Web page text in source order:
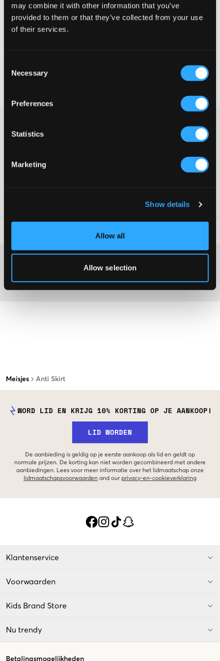
may combine it with other information that you’ve
provided to them or that they’ve collected from your use
of their services.
Selection
Necessary
Preferences
Statistics
Marketing
Show details
Allow all
Allow selection
Meisjes Anti Skirt
MAATTABEL
Snelle levering
elastische tailleband. Deze jurk is geschikt voor zowel dagelijks
Volants
WORD LID EN KRIJG 10% KORTING OP JE AANKOOP!
LID WORDEN
De aanbieding is geldig op je eerste aankoop als lid en geldt op
normale prijzen. De korting kan niet worden gecombineerd met andere
aanbiedingen. Lees voor meer informatie over het lidmaatschap onze
lidmaatschapsvoorwaarden and our privacy-en-cookieverklaring
Klantenservice
Voorwaarden
Kids Brand Store
Nu trendy
Betalingsmogelijkheden